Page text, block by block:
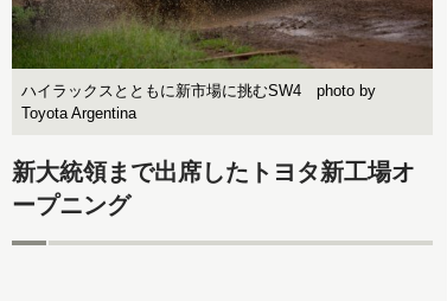
ハイラックスとともに新市場に挑むSW4 photo by
Toyota Argentina
新大統領まで出席したトヨタ新工場オ
ープニング